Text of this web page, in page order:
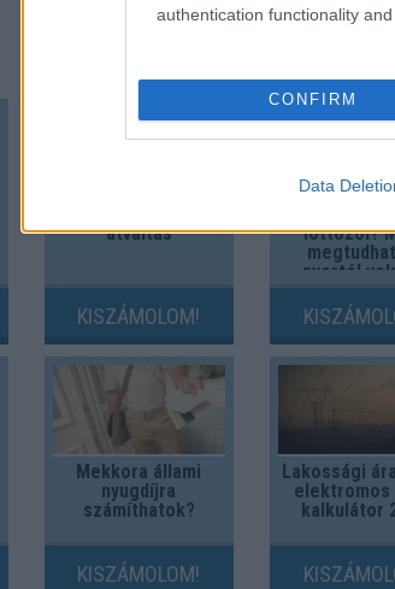
authentication functionality
CONFIRM
Data
átváltás
KISZÁMOLOM!
lottózol?
nyertél
valaha!
Mekkora állami
nyugdíjra
számíthatok?
KISZÁMOLOM!
Lakossági
elektromos
kalkulátor